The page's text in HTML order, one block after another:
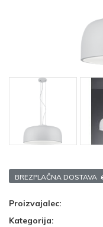
BREZPLAČNA DOSTAVA
Proizvajalec:
Kategorija: